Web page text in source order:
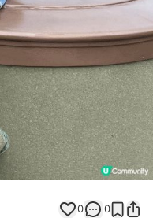
0 0